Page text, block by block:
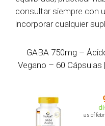
consultar siempre con
incorporar cualquier
GABA 750mg –
Vegano – 60 Cápsulas
as of